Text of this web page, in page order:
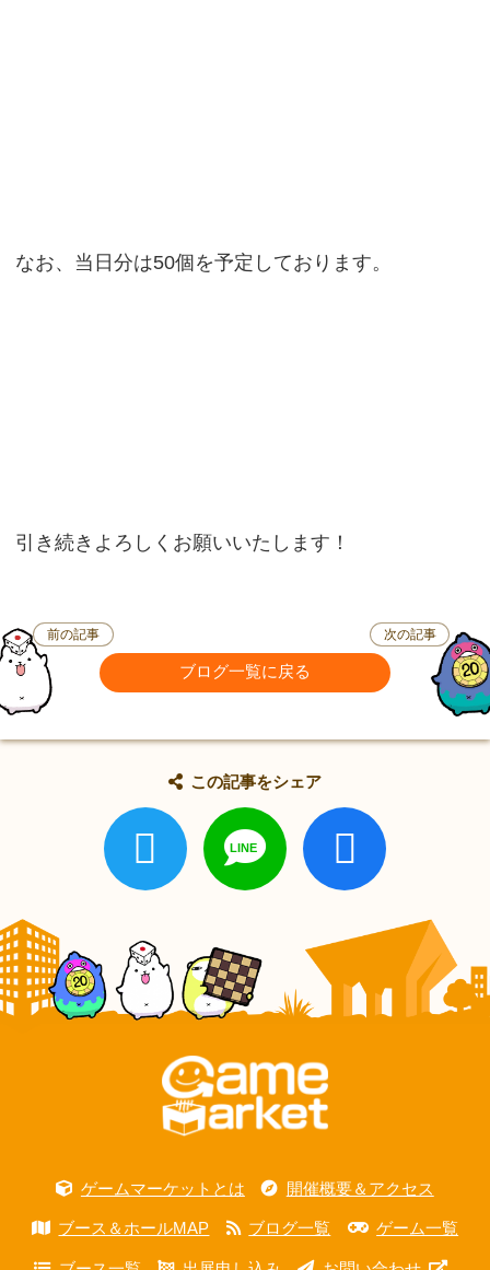
なお、当日分は50個を予定しております。
引き続きよろしくお願いいたします！
前の記事
ブログ一覧に戻る
次の記事
この記事をシェア
ゲームマーケットとは 開催概要＆アクセス
ブース＆ホールMAP ブログ一覧 ゲーム一覧